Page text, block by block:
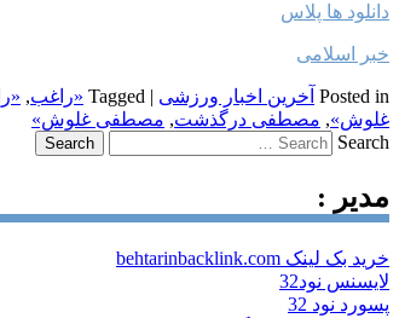
دانلود ها پلاس
خبر اسلامی
Posted in آخرین اخبار ورزشی |
Tagged «راغب,
غلوش», مصطفی درگذشت, مصطفی غلوش»
Search
مدیر :
خرید بک لینک behtarinbacklink.com
لایسنس نود32
پسورد نود 32